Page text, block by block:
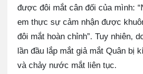
được đôi mắt cân đối của mình:
em thực sự cảm nhận được
đôi mắt hoàn chỉnh”. Tuy nhiên,
lần đầu lắp mắt giả mắt Quân bị
và chảy nước mắt liên tục.